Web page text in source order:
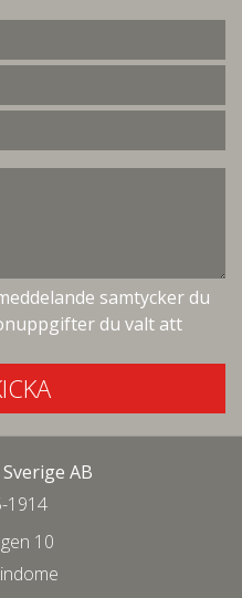
samtycker du
du valt att
AB
1914
10